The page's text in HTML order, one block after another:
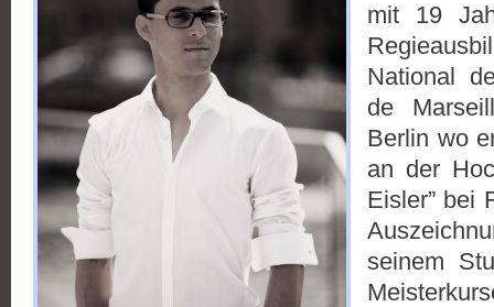
mit 19
National
de
Berlin wo
an der
Eisler” bei
seinem